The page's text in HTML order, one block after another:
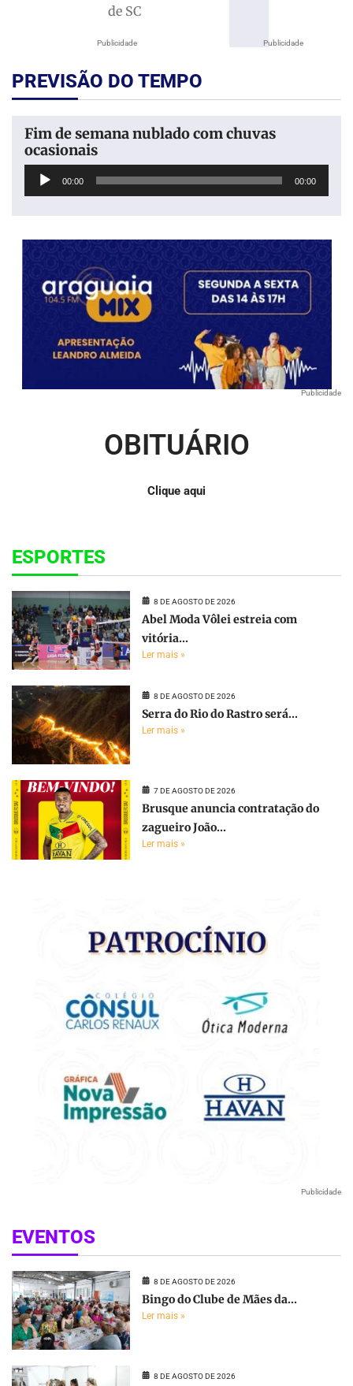
Publicidade
de SC
Publicidade
PREVISÃO DO TEMPO
Fim de semana nublado com chuvas
ocasionais
Tocador
00:00 00:00
Publicidade
OBITUÁRIO
Clique aqui
ESPORTES
8 DE AGOSTO DE 2026
Abel Moda Vôlei estreia com
vitória...
Ler mais »
8 DE AGOSTO DE 2026
Serra do Rio do Rastro será...
Ler mais »
7 DE AGOSTO DE 2026
Brusque anuncia contratação do
zagueiro João...
Ler mais »
Publicidade
EVENTOS
8 DE AGOSTO DE 2026
Bingo do Clube de Mães da...
Ler mais »
8 DE AGOSTO DE 2026